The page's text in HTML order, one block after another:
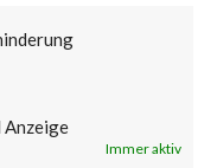
Anzeige
Immer aktiv
share
infamous